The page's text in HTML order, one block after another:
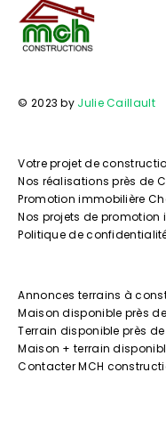
© 2023 by Julie Caillault
Votre projet de
Nos réalisations près de
Promotion immobilière
Nos projets de promotion
Politique de
Annonces terrains à
Maison disponible près
Terrain disponible près
Maison + terrain
Contacter MCH